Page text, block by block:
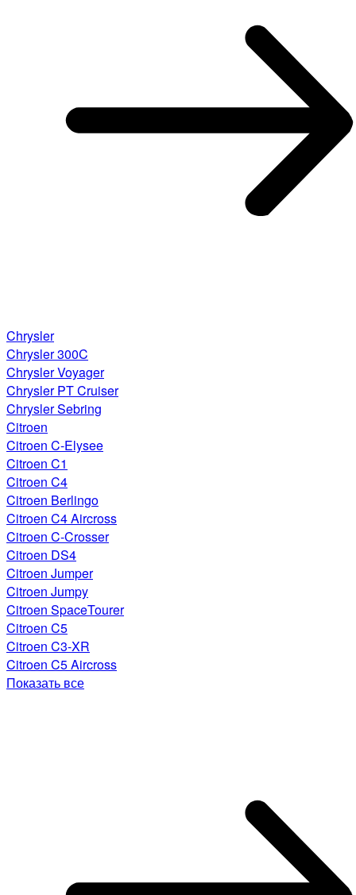
Chrysler
Chrysler 300C
Chrysler Voyager
Chrysler PT Cruiser
Chrysler Sebring
Citroen
Citroen C-Elysee
Citroen C1
Citroen C4
Citroen Berlingo
Citroen C4 Aircross
Citroen C-Crosser
Citroen DS4
Citroen Jumper
Citroen Jumpy
Citroen SpaceTourer
Citroen C5
Citroen C3-XR
Citroen C5 Aircross
Показать все